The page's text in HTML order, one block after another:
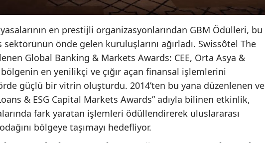
en prestijli organizasyonlarından GBM Ödülleri, bu
sektörünün önde gelen kuruluşlarını ağırladı. Swissôtel The
Global Banking & Markets Awards: CEE, Orta Asya &
en yenilikçi ve çığır açan finansal işlemlerini
güçlü bir vitrin oluşturdu. 2014’ten bu yana düzenlenen ve
& ESG Capital Markets Awards” adıyla bilinen etkinlik,
fark yaratan işlemleri ödüllendirerek uluslararası
bölgeye taşımayı hedefliyor.